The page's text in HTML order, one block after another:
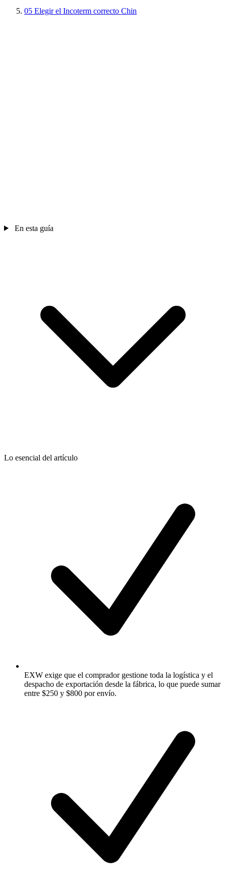
05 Elegir el Incoterm correcto Chin
En esta guía
Lo esencial del artículo
EXW exige que el comprador gestione toda la logística y el
despacho de exportación desde la fábrica, lo que puede sumar
entre $250 y $800 por envío.